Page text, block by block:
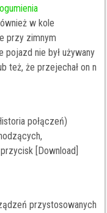
w kole
przy zimnym
pojazd nie był używany
też, że przejechał on n
połączeń)
[Download]
przystosowanych